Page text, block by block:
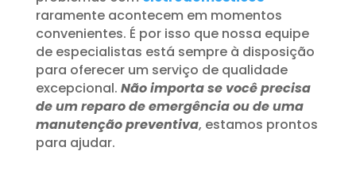
raramente acontecem em momentos
convenientes. É por isso que nossa equipe
de especialistas está sempre à disposição
para oferecer um serviço de qualidade
excepcional. Não importa se você precisa
de um reparo de emergência ou de uma
manutenção preventiva, estamos prontos
para ajudar.